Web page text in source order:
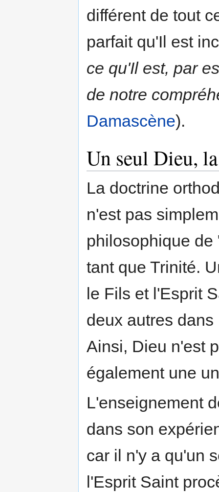
différent de tout
parfait qu'Il est
ce qu'Il est, par
de notre
Damascène).
Un seul Dieu,
La doctrine
n'est pas
philosophique
tant que Trinité.
le Fils et l'Esprit
deux autres
Ainsi, Dieu n'est
également une
L'enseignement
dans son
car il n'y a qu'un
l'Esprit Saint